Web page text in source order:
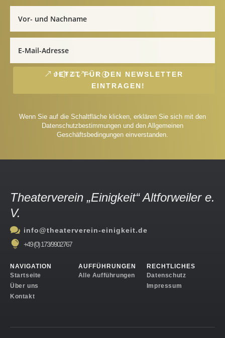
JETZT FÜR DEN NEWSLETTER
EINTRAGEN!
Wenn Sie auf die Schaltfläche klicken, erklären Sie sich mit den
Datenschutzbestimmungen und den Allgemeinen
Geschäftsbedingungen einverstanden.
Theaterverein „Einigkeit“ Altforweiler e.
V.
 info@theaterverein-einigkeit.de
 +49 (0) 173/9902767
NAVIGATION
Startseite
Über uns
Kontakt
AUFFÜHRUNGEN
Alle Aufführungen
RECHTLICHES
Datenschutz
Impressum